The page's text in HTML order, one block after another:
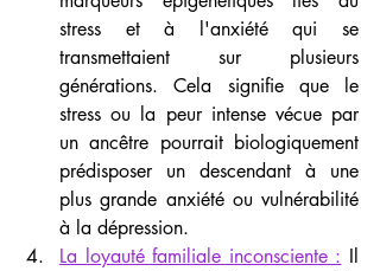
stress et à l'anxiété qui se
transmettaient sur plusieurs
générations. Cela signifie que le
stress ou la peur intense vécue par
un ancêtre pourrait biologiquement
prédisposer un descendant à une
plus grande anxiété ou vulnérabilité
à la dépression.
La loyauté familiale inconsciente : Il